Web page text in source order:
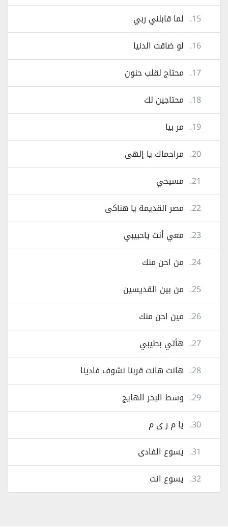
15.
لما قابلني ربي
16.
لو ضاقت الدنيا
17. محتاج لقلب حنون
18. محتاجين لك
19. مر بيا
20. مراحماك يا إلهى
21. مسيحي
22. مصر القديمة يا هناكى
23. معي أنت ياحبيبي
24. من احن منك
25. من بين القديسين
26. مين احن منك
27. هأتي بطيبي
28. هانت هانت قربنا نشوف فادينا
29. وسط البحر الهايج
30. يا م ر ى م
31. يسوع الفادى
32. يسوع انت